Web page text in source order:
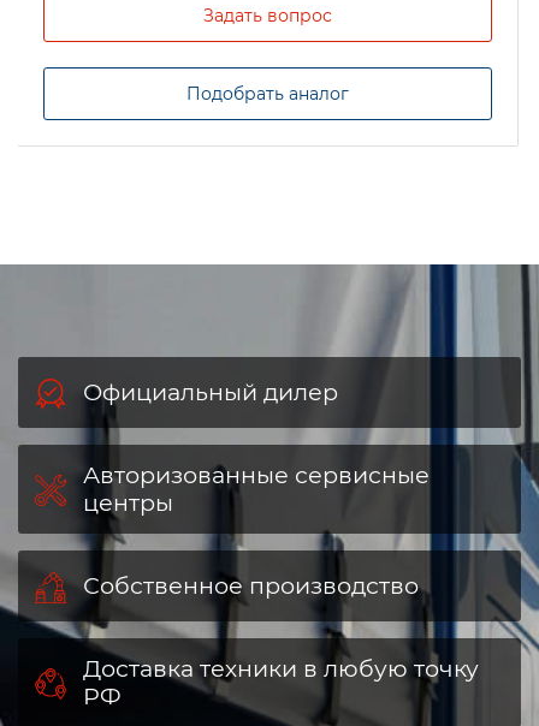
Задать вопрос
Подобрать аналог
Официальный дилер
Авторизованные сервисные
центры
Собственное производство
Доставка техники в любую точку
РФ